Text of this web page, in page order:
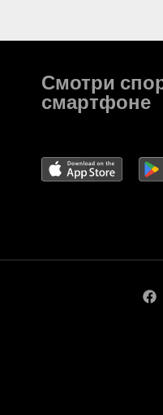
Смотри
смартфоне